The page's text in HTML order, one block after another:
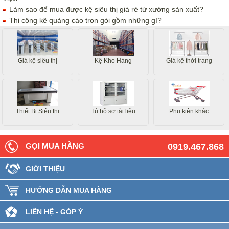
Làm sao để mua được kệ siêu thị giá rẻ từ xưởng sản xuất?
Thi công kệ quảng cáo trọn gói gồm những gì?
Giá kệ siêu thị Kệ Kho Hàng Giá kệ thời trang
Thiết Bị Siêu thị Tủ hồ sơ tài liệu Phụ kiện khác
0919.467.868
GỌI MUA HÀNG
GIỚI THIỆU
HƯỚNG DẪN MUA HÀNG
LIÊN HỆ - GÓP Ý